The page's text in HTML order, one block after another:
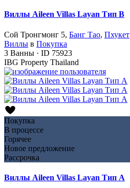
Виллы Aileen Villas Layan Тип B
Сой Тронгмонг 5, Банг Тао, Пхукет
Виллы в Покупка
3 Ванны · ID 75923
IBG Property Thailand
Покупка
В процессе
Горячее
Новое предложение
Рассрочка
Виллы Aileen Villas Layan Тип А